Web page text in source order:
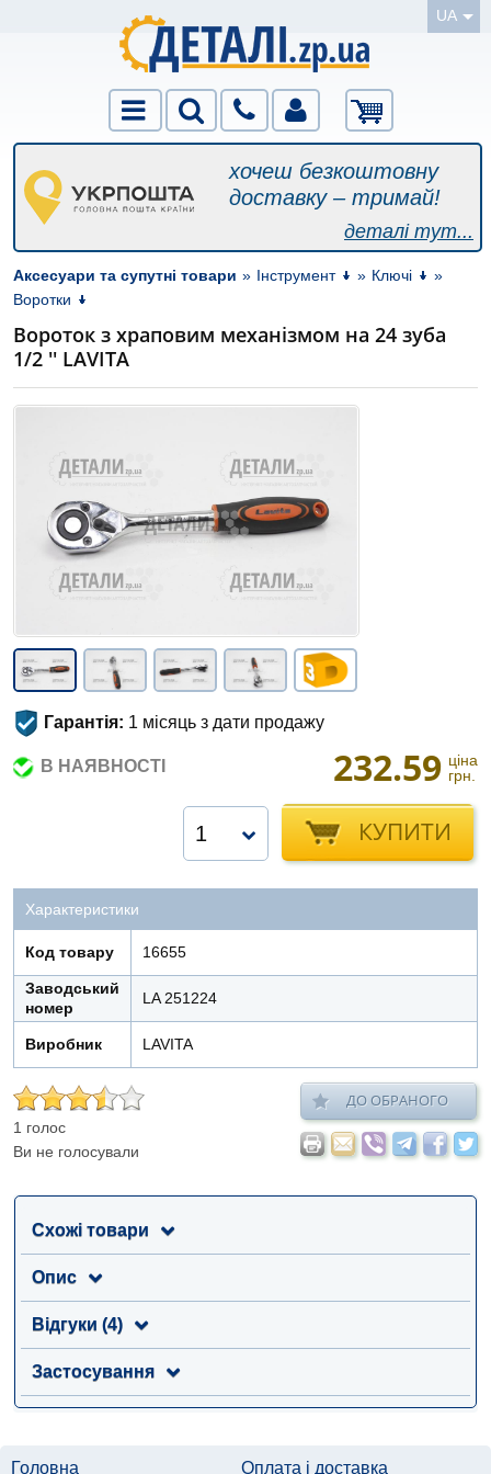
UA
хочеш безкоштовну
доставку – тримай!
деталі тут...
Аксесуари та супутні товари » Інструмент » Ключі
»
Воротки
Вороток з храповим механізмом на 24 зуба
1/2 '' LAVITA
Гарантія: 1 місяць з дати продажу
В НАЯВНОСТІ 232.59 ціна
грн.
КУПИТИ
1
Характеристики
Код товару 16655
Заводський
номер
LA 251224
Виробник LAVITA
1 голос
Ви не голосували
ДО ОБРАНОГО
Схожі товари
Опис
Відгуки (4)
Застосування
Головна Оплата і доставка